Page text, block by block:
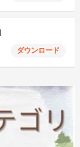
ダウンロード